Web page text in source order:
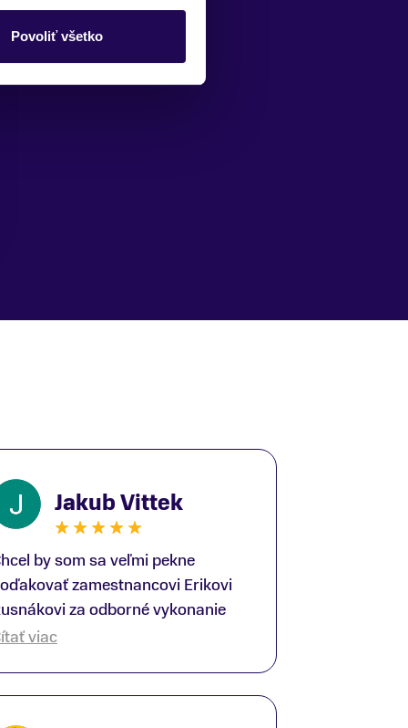
Povoliť všetko
Jakub Vittek
by som sa veľmi pekne
zamestnancovi Erikovi
za odborné vykonanie
fittingu. Je to super človek na
viac